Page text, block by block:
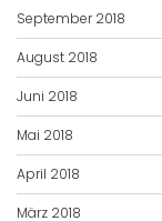
September 2018
August 2018
Juni 2018
Mai 2018
April 2018
März 2018